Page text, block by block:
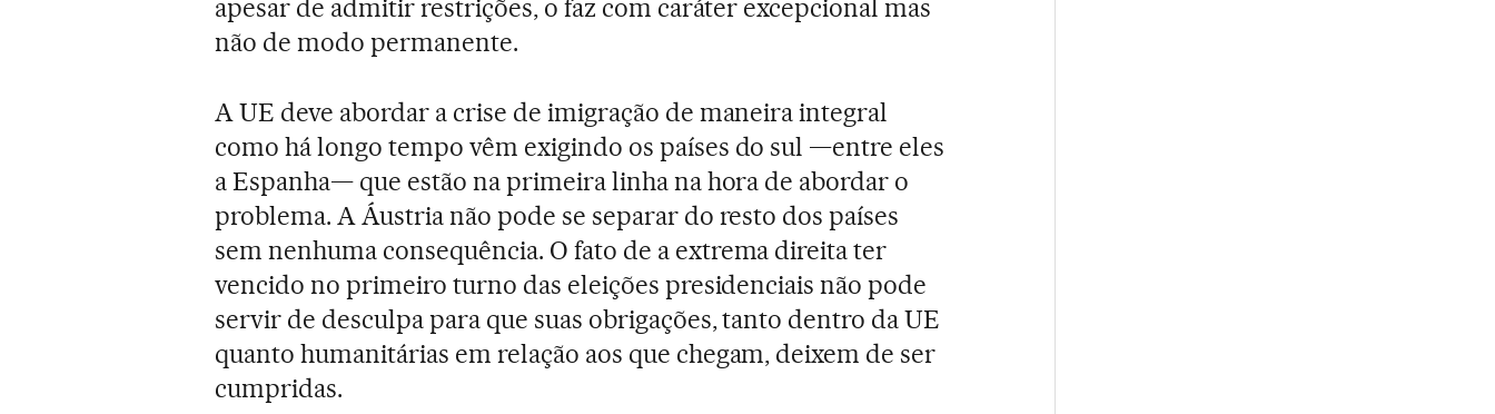
apesar de admitir restrições, o faz com caráter excepcional mas
não de modo permanente.
A UE deve abordar a crise de imigração de maneira integral
como há longo tempo vêm exigindo os países do sul —entre eles
a Espanha— que estão na primeira linha na hora de abordar o
problema. A Áustria não pode se separar do resto dos países
sem nenhuma consequência. O fato de a extrema direita ter
vencido no primeiro turno das eleições presidenciais não pode
servir de desculpa para que suas obrigações, tanto dentro da UE
quanto humanitárias em relação aos que chegam, deixem de ser
cumpridas.